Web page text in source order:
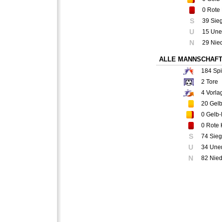
0 Rote
S 39
U 15
N 29
ALLE
184
2 Tore
4
20
0
0 Rote
S 74
U 34
N 82